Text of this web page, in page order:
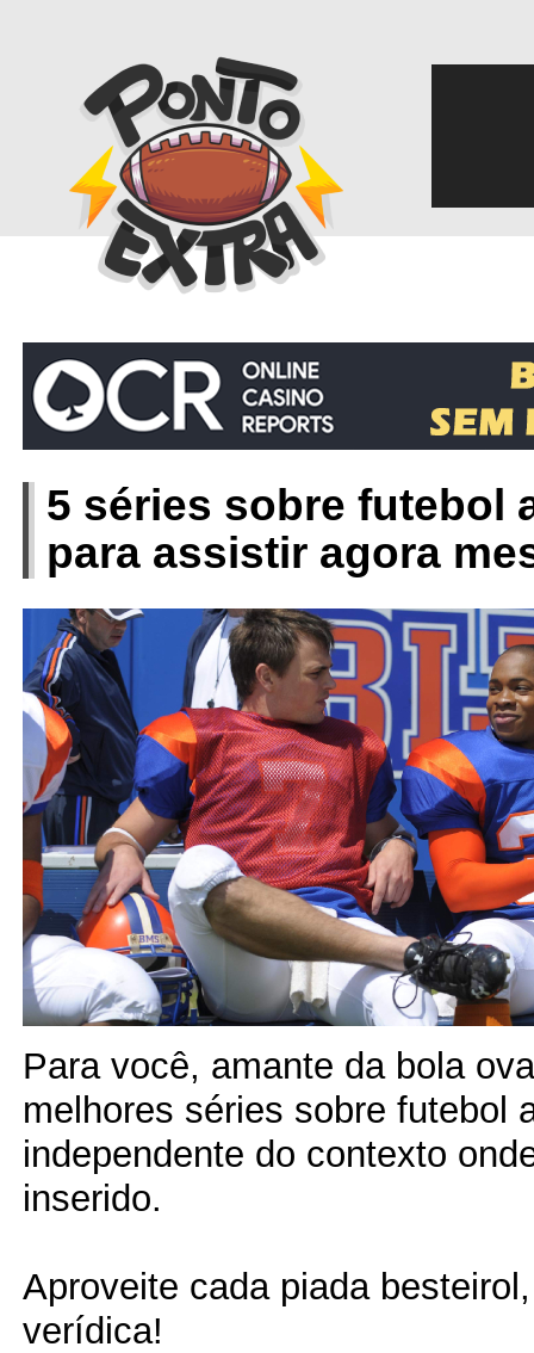
‎
5 séries sobre futebol
para assistir agora
Para você, amante da bola
melhores séries sobre futebol
independente do contexto
inserido.
Aproveite cada piada
verídica!